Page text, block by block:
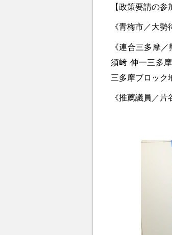
【政策要請の参
《青梅市／大勢
《連合三多摩
須﨑 伸一三多
三多摩ブロック
《推薦議員／片